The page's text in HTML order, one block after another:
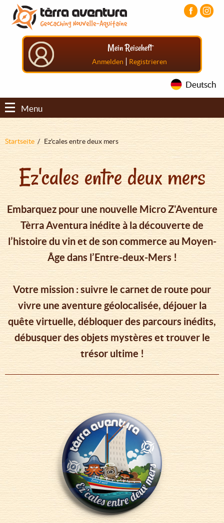
Direkt
zum
Inhalt
Aller
menu
principal
Aller
pied
Mein Reiseheft
Anmelden | Registrieren
Deutsch
Menu
Pfadnavigation
Startseite Ez'cales entre deux mers
Ez'cales entre deux mers
Embarquez pour une nouvelle Micro Z'Aventure
Tèrra Aventura inédite à la découverte de
l’histoire du vin et de son commerce au Moyen-
Âge dans l’Entre-deux-Mers !
Votre mission : suivre le carnet de route pour
vivre une aventure géolocalisée, déjouer la
quête virtuelle, débloquer des parcours inédits,
débusquer des objets mystères et trouver le
trésor ultime !